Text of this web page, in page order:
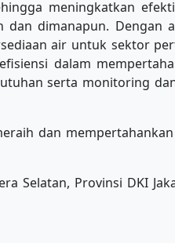
meningkatkan
dimanapun. Dengan
air untuk sektor
dalam
serta monitoring
dan
Selatan, Provinsi DKI